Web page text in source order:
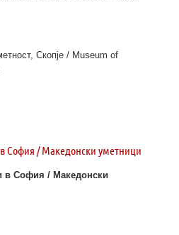
Скопје / Museum of
София / Македонски уметници
в София / Македонски